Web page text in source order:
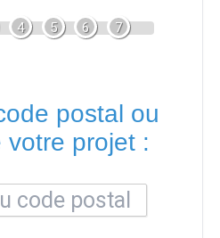
4 5 6 7
postal ou
votre projet :